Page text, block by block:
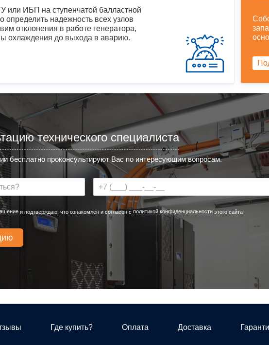
или ИБП на ступенчатой балластной
надежность всех узлов
отклонения в работе генератора,
охлаждения до выхода в аварию.
технического специалиста
бесплатно проконсультируют Вас по интересующим вопросам.
и подтверждаю, что ознакомлен и согласен с политикой конфиденциальности этого сайта
Где купить? Оплата Доставка